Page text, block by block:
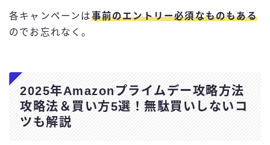
各キャンペーンは事前のエントリー必須なものもある
のでお忘れなく。
2025年Amazonプライムデー攻略方法
攻略法＆買い方5選！無駄買いしないコ
ツも解説